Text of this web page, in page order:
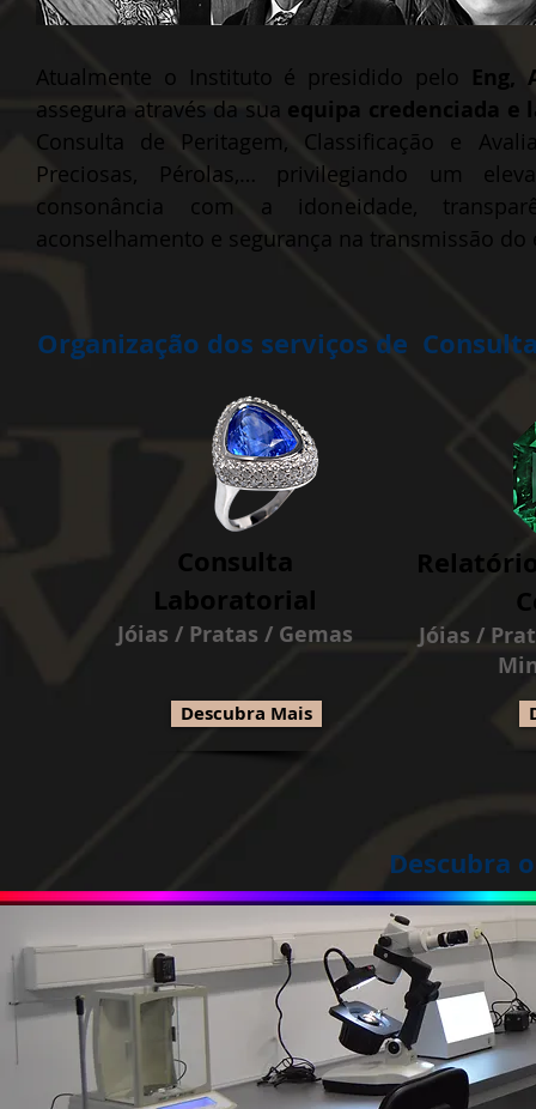
Atualmente o Instituto é presidido pelo Eng,
assegura através da sua equipa credenciada e
Consulta de Peritagem, Classificação e
Preciosas, Pérolas,… privilegiando um
consonância com a idoneidade,
aconselhamento e segurança na transmissão
Organização dos serviços de
Consulta
Laboratorial
Jóias / Pratas / Gemas
Jóias /
Descubra Mais
Descubra